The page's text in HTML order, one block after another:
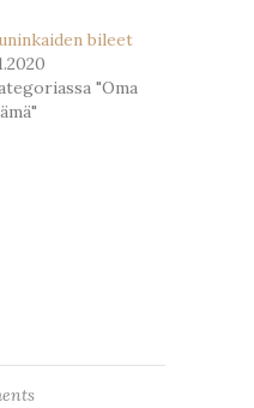
bileet
"Oma